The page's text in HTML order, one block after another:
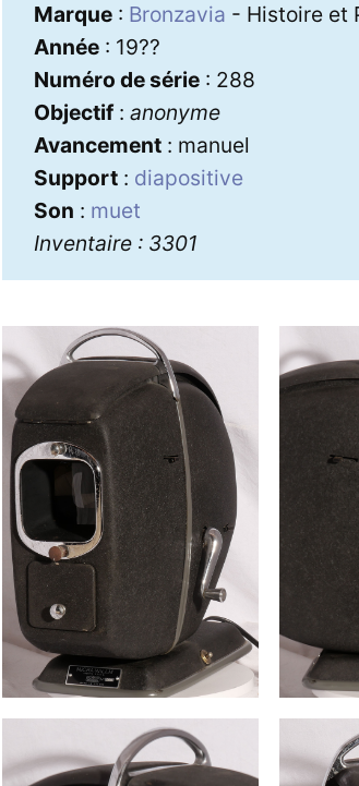
Marque: Bronzavia - Histoire et
Année: 19??
Numéro de série: 288
Objectif: anonyme
Avancement: manuel
Support: diapositive
Son : muet
Inventaire : 3301